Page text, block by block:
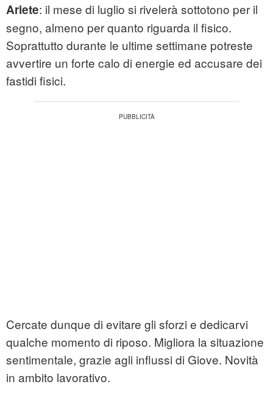
Ariete: il mese di luglio si rivelerà sottotono per il
segno, almeno per quanto riguarda il fisico.
Soprattutto durante le ultime settimane potreste
avvertire un forte calo di energie ed accusare dei
fastidi fisici.
Cercate dunque di evitare gli sforzi e dedicarvi
qualche momento di riposo. Migliora la situazione
sentimentale, grazie agli influssi di Giove. Novità
in ambito lavorativo.